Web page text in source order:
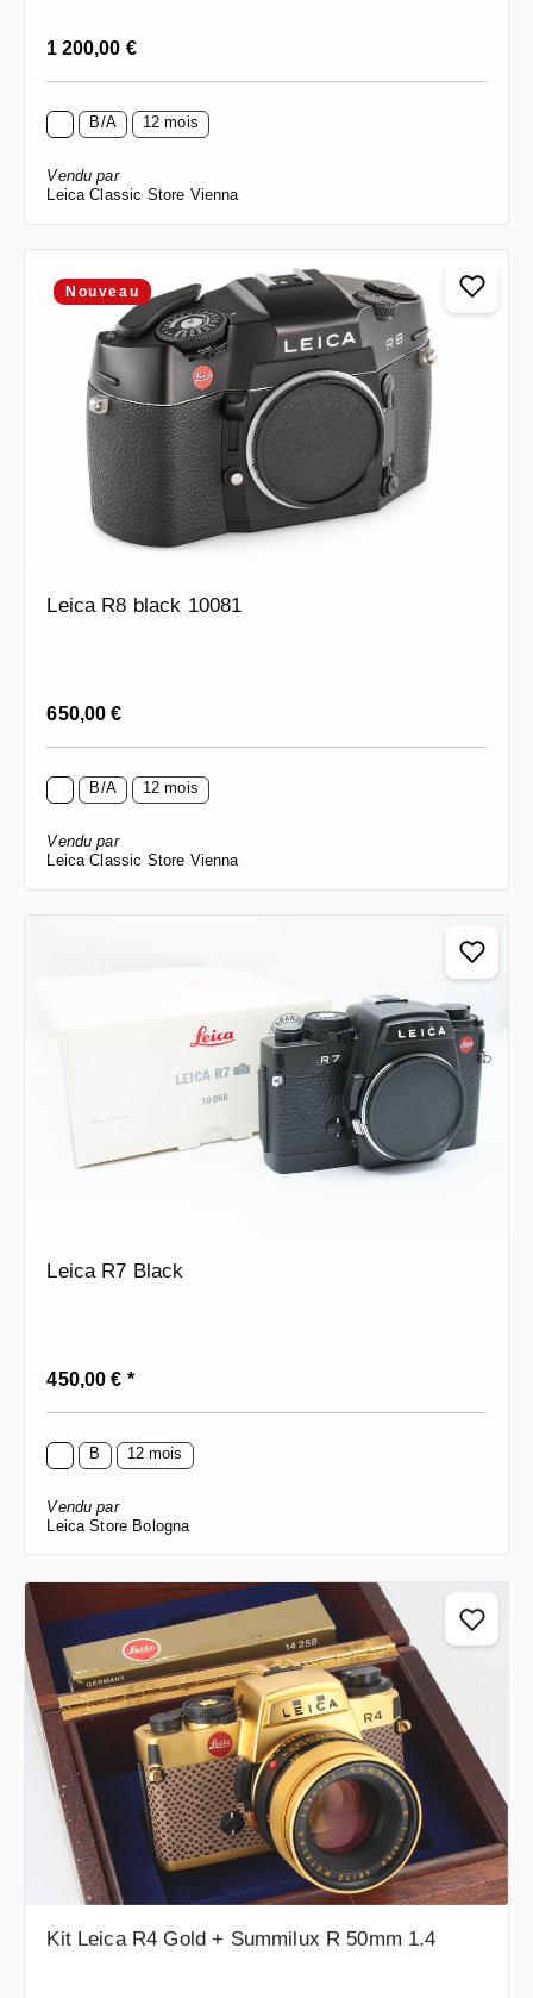
Prix régulier :
1 200,00 €
B/A 12 mois
Vendu par
Leica Classic Store Vienna
Nouveau
Leica R8 black 10081
Prix régulier :
650,00 €
B/A 12 mois
Vendu par
Leica Classic Store Vienna
Leica R7 Black
Prix régulier :
450,00 € *
B 12 mois
Vendu par
Leica Store Bologna
Kit Leica R4 Gold + Summilux R 50mm 1.4